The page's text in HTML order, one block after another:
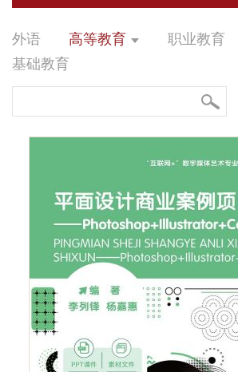
外语 高等教育
职业教育
基础教育